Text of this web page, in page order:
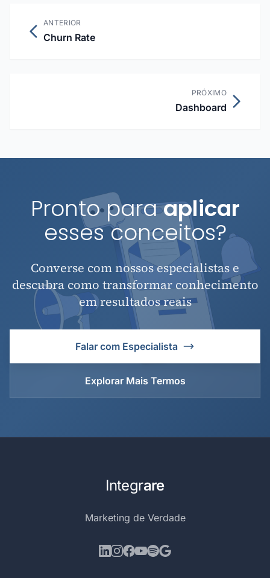
ANTERIOR
Churn Rate
PRÓXIMO
Dashboard
Pronto paraaplicar
esses conceitos?
Converse com nossos especialistas e
descubra como transformar conhecimento
em resultados reais
Falar com Especialista
Explorar Mais Termos
Integrare
Marketing de Verdade